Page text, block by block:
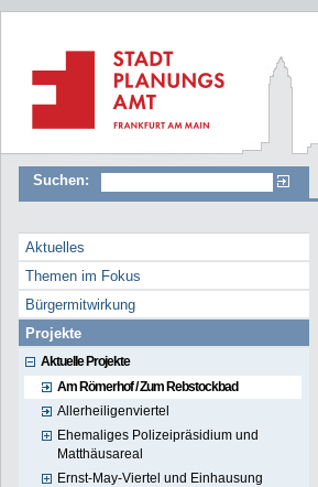
Suchen:
Aktuelles
Themen im Fokus
Bürgermitwirkung
Projekte
Aktuelle Projekte
Am Römerhof / Zum Rebstockbad
Allerheiligenviertel
Ehemaliges Polizeipräsidium und
Matthäusareal
Ernst-May-Viertel und Einhausung